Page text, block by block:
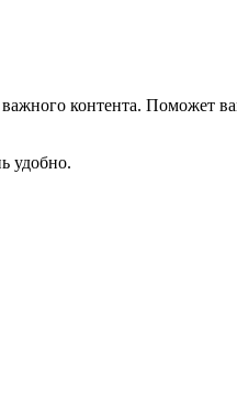
контента. Поможет
удобно.